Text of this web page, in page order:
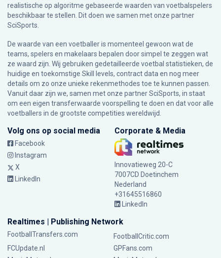
realistische op algoritme gebaseerde waarden van voetbalspelers
beschikbaar te stellen. Dit doen we samen met onze partner
SciSports
De waarde van een voetballer is momenteel gewoon wat de
teams, spelers en makelaars bepalen door simpel te zeggen wat
ze waard zijn. Wij gebruiken gedetailleerde voetbal statistieken, de
huidige en toekomstige Skill levels, contract data en nog meer
details om zo onze unieke rekenmethodes toe te kunnen passen.
Vanuit daar zijn we, samen met onze partner SciSports, in staat
om een eigen transferwaarde voorspelling te doen en dat voor alle
voetballers in de grootste competities wereldwijd.
Volg ons op social media
Facebook
Instagram
X
LinkedIn
Corporate & Media
Innovatieweg 20-C
7007CD Doetinchem
Nederland
+31645516860
LinkedIn
Realtimes | Publishing Network
FootballTransfers.com
FootballCritic.com
FCUpdate.nl
GPFans.com